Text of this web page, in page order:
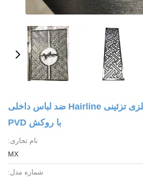
پانل های دیواری فلزی تزئینی Hairline ضد لباس داخلی
با روکش PVD
نام تجاری:
MX
شماره مدل: